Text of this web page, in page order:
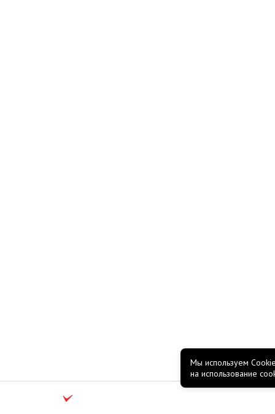
Мы используем
на использование